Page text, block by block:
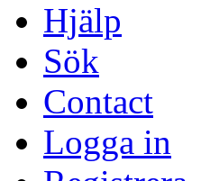
Hjälp
Sök
Contact
Logga in